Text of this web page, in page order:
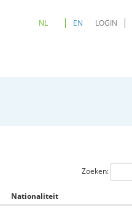
NL EN LOGIN
Zoeken:
Nationaliteit